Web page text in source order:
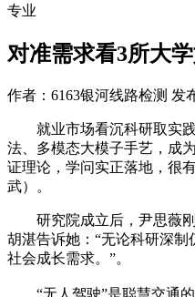
专业
对准需求看3所大
作者：6163银河线路检测 发
就业市场看沉科研取实践
法、多模态大模子手艺，成
证理论，学问实正落地，很
武）。
研究院成立后，尹思薇刚
胡湛告诉她：“无论科研深
社会成长需求。”。
“无人驾驶”是聪慧交通的